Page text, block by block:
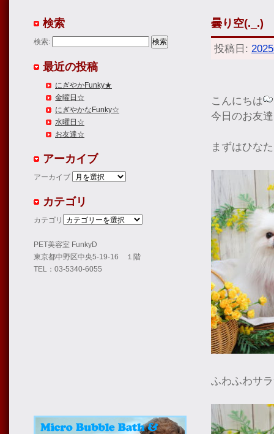
曇り空(._.)
投稿日:
こんにちは
今日のお友
まずはひな
ふわふわサ
検索
検索:
最近の投稿
にぎやかFunky★
金曜日☆
にぎやかなFunky☆
水曜日☆
お友達☆
アーカイブ
アーカイブ
カテゴリ
カテゴリ
PET美容室 FunkyD
東京都中野区中央5-19-16 １階
TEL：03-5340-6055